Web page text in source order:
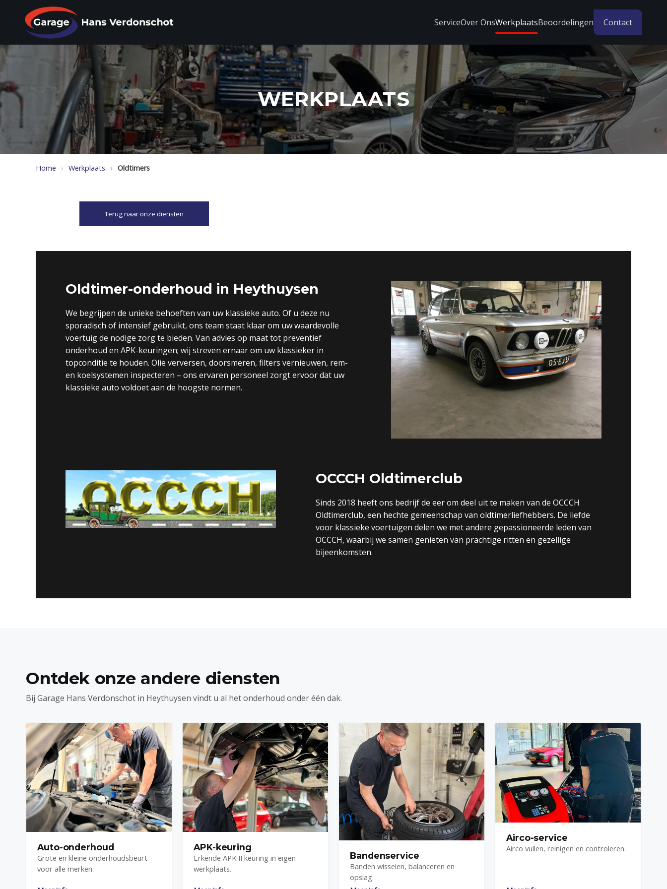
ServiceOver OnsWerkplaatsBeoordelingen Contact
WERKPLAATS
Home Werkplaats Oldtimers
Terug naar onze diensten
Oldtimer-onderhoud in Heythuysen
We begrijpen de unieke behoeften van uw klassieke auto. Of u deze nu
sporadisch of intensief gebruikt, ons team staat klaar om uw waardevolle
voertuig de nodige zorg te bieden. Van advies op maat tot preventief
onderhoud en APK-keuringen; wij streven ernaar om uw klassieker in
topconditie te houden. Olie verversen, doorsmeren, filters vernieuwen, rem-
en koelsystemen inspecteren – ons ervaren personeel zorgt ervoor dat uw
klassieke auto voldoet aan de hoogste normen.
OCCCH Oldtimerclub
Sinds 2018 heeft ons bedrijf de eer om deel uit te maken van de OCCCH
Oldtimerclub, een hechte gemeenschap van oldtimerliefhebbers. De liefde
voor klassieke voertuigen delen we met andere gepassioneerde leden van
OCCCH, waarbij we samen genieten van prachtige ritten en gezellige
bijeenkomsten.
Ontdek onze andere diensten
Bij Garage Hans Verdonschot in Heythuysen vindt u al het onderhoud onder één dak.
Auto-onderhoud
Grote en kleine onderhoudsbeurt
voor alle merken.
APK-keuring
Erkende APK II keuring in eigen
werkplaats.
Bandenservice
Banden wisselen, balanceren en
opslag.
Airco-service
Airco vullen, reinigen en controleren.